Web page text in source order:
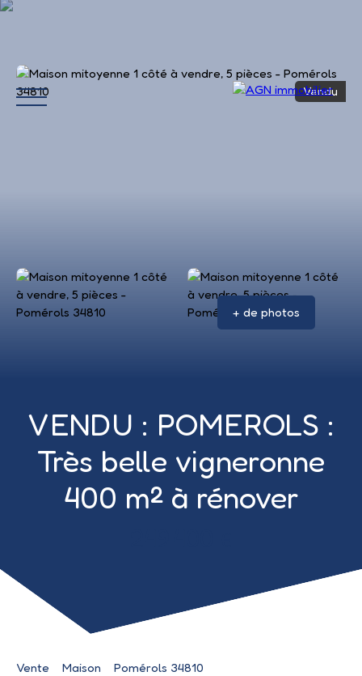
Accueil Acheter Louer Vendre
Vendu
+ de photos
VENDU : POMEROLS :
Très belle vigneronne
400 m² à rénover
Vente Maison
Pomérols 34810